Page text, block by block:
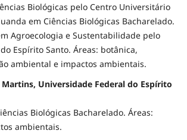
Biológicas pelo Centro Universitário
em Ciências Biológicas Bacharelado.
Agroecologia e Sustentabilidade pelo
Espírito Santo. Áreas: botânica,
ambiental e impactos ambientais.
Universidade Federal do Espírito
Biológicas Bacharelado. Áreas:
ambientais.